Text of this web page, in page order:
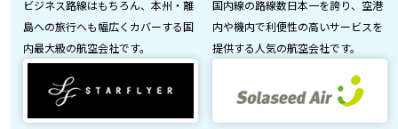
ビジネス路線はもちろん、本州・離
島への旅行へも幅広くカバーする国
内最大級の航空会社です。
国内線の路線数日本一を誇り、空港
内や機内で利便性の高いサービスを
提供する人気の航空会社です。